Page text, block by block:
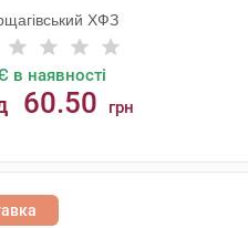
ХФЗ
в наявності
60.50 грн